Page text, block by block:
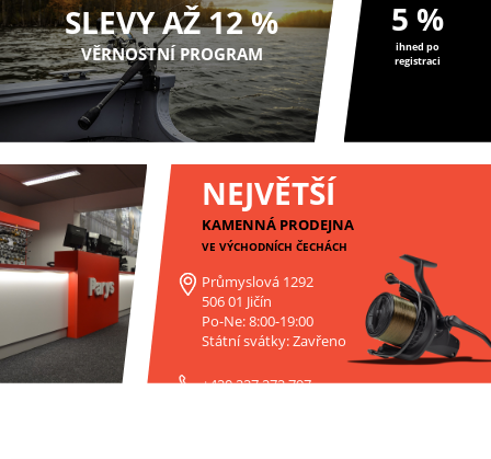
SLEVY AŽ 12 %
VĚRNOSTNÍ PROGRAM
5 %
ihned po
registraci
NEJVĚTŠÍ
KAMENNÁ PRODEJNA
VE VÝCHODNÍCH ČECHÁCH
Průmyslová 1292
506 01 Jičín
Po-Ne: 8:00-19:00
Státní svátky: Zavřeno
+420 227 272 797